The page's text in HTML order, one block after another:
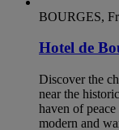
BOURGES,
Hotel de
Discover the
near the
haven of
modern and